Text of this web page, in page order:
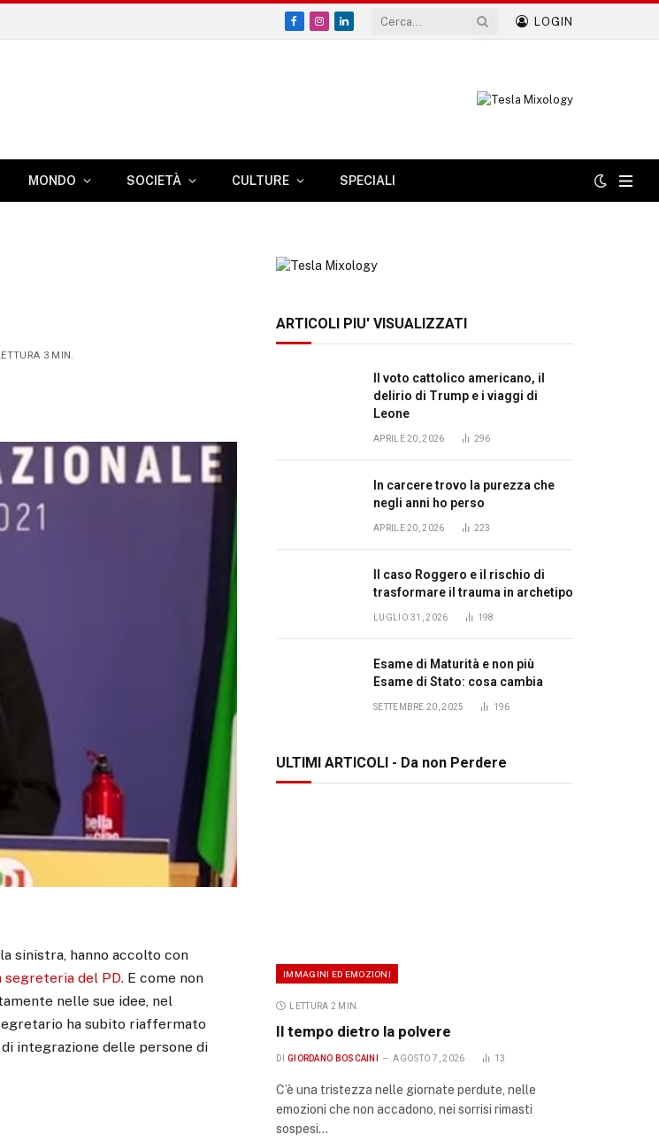
Facebook
Instagram
LinkedIn
LOGIN
MONDO SOCIETÀ CULTURE SPECIALI
3 MIN.
sinistra, hanno accolto con
segreteria del PD. E come non
nelle sue idee, nel
ha subito riaffermato
integrazione delle persone di
ARTICOLI PIU' VISUALIZZATI
Il voto cattolico americano, il
delirio di Trump e i viaggi di
Leone
APRILE 20, 2026 296
In carcere trovo la purezza che
negli anni ho perso
APRILE 20, 2026 223
Il caso Roggero e il rischio di
trasformare il trauma in archetipo
LUGLIO 31, 2026 198
Esame di Maturità e non più
Esame di Stato: cosa cambia
SETTEMBRE 20, 2025 196
ULTIMI ARTICOLI - Da non Perdere
IMMAGINI ED EMOZIONI
LETTURA 2 MIN.
Il tempo dietro la polvere
DI GIORDANO BOSCAINI AGOSTO 7, 2026 13
C’è una tristezza nelle giornate perdute, nelle
emozioni che non accadono, nei sorrisi rimasti
sospesi…